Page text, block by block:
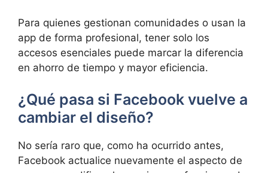
Para quienes gestionan comunidades o usan la
app de forma profesional, tener solo los
accesos esenciales puede marcar la diferencia
en ahorro de tiempo y mayor eficiencia.
¿Qué pasa si Facebook vuelve a
cambiar el diseño?
No sería raro que, como ha ocurrido antes,
Facebook actualice nuevamente el aspecto de